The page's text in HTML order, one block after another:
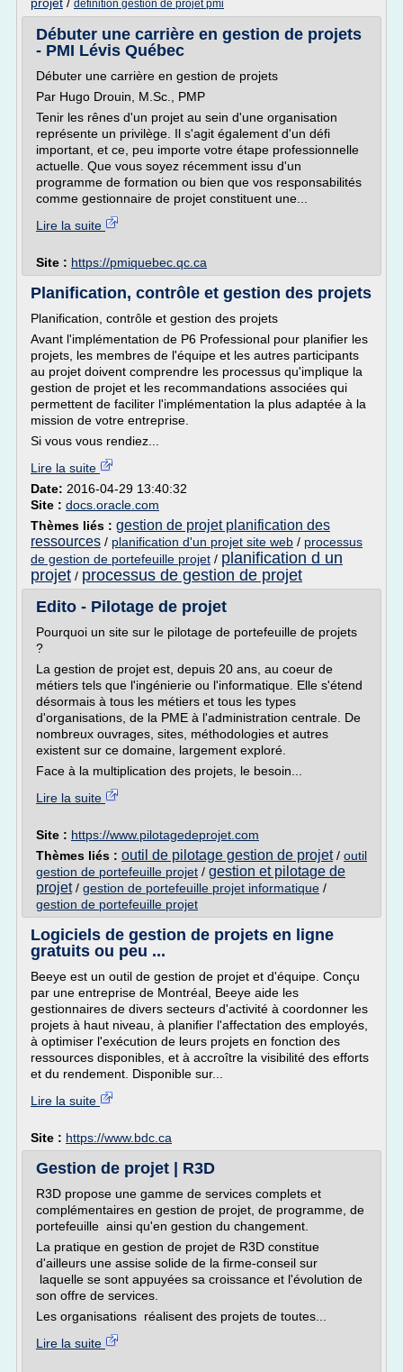
definition gestion de projet pmi
Débuter une carrière en gestion de projets
- PMI Lévis Québec
Débuter une carrière en gestion de projets
Par Hugo Drouin, M.Sc., PMP
Tenir les rênes d'un projet au sein d'une organisation
représente un privilège. Il s'agit également d'un défi
important, et ce, peu importe votre étape professionnelle
actuelle. Que vous soyez récemment issu d'un
programme de formation ou bien que vos responsabilités
comme gestionnaire de projet constituent une...
Lire la suite
Site : https://pmiquebec.qc.ca
Planification, contrôle et gestion des projets
Planification, contrôle et gestion des projets
Avant l'implémentation de P6 Professional pour planifier les
projets, les membres de l'équipe et les autres participants
au projet doivent comprendre les processus qu'implique la
gestion de projet et les recommandations associées qui
permettent de faciliter l'implémentation la plus adaptée à la
mission de votre entreprise.
Si vous vous rendiez...
Lire la suite
Date: 2016-04-29 13:40:32
Site : docs.oracle.com
Thèmes liés : gestion de projet planification des
ressources / planification d'un projet site web / processus
de gestion de portefeuille projet / planification d un
projet / processus de gestion de projet
Edito - Pilotage de projet
Pourquoi un site sur le pilotage de portefeuille de projets
?
La gestion de projet est, depuis 20 ans, au coeur de
métiers tels que l'ingénierie ou l'informatique. Elle s'étend
désormais à tous les métiers et tous les types
d'organisations, de la PME à l'administration centrale. De
nombreux ouvrages, sites, méthodologies et autres
existent sur ce domaine, largement exploré.
Face à la multiplication des projets, le besoin...
Lire la suite
Site : https://www.pilotagedeprojet.com
Thèmes liés : outil de pilotage gestion de projet/ outil
gestion de portefeuille projet / gestion et pilotage de
projet/ gestion de portefeuille projet informatique /
gestion de portefeuille projet
Logiciels de gestion de projets en ligne
gratuits ou peu ...
Beeye est un outil de gestion de projet et d'équipe. Conçu
par une entreprise de Montréal, Beeye aide les
gestionnaires de divers secteurs d'activité à coordonner les
projets à haut niveau, à planifier l'affectation des employés,
à optimiser l'exécution de leurs projets en fonction des
ressources disponibles, et à accroître la visibilité des efforts
et du rendement. Disponible sur...
Lire la suite
Site : https://www.bdc.ca
Gestion de projet | R3D
R3D propose une gamme de services complets et
complémentaires en gestion de projet, de programme, de
portefeuille ainsi qu'en gestion du changement.
La pratique en gestion de projet de R3D constitue
d'ailleurs une assise solide de la firme-conseil sur
laquelle se sont appuyées sa croissance et l'évolution de
son offre de services.
Les organisations réalisent des projets de toutes...
Lire la suite